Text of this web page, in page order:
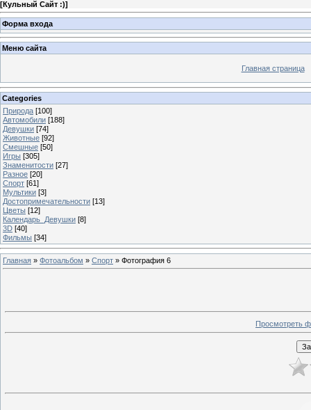
[Кульный Сайт :)]
Форма входа
Меню сайта
Главная страница
Categories
Природа [100]
Автомобили [188]
Девушки [74]
Животные [92]
Смешные [50]
Игры [305]
Знаменитости [27]
Разное [20]
Спорт [61]
Мультики [3]
Достопримечательности [13]
Цветы [12]
Календарь_Девушки [8]
3D [40]
Фильмы [34]
Главная » Фотоальбом » Спорт » Фотография 6
Просмотреть